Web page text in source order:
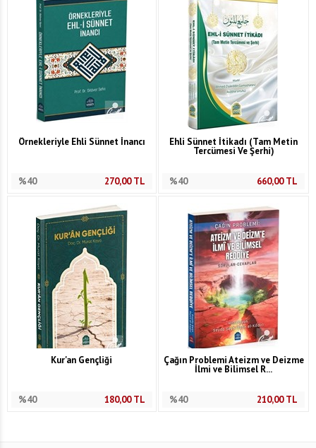
Örnekleriyle Ehli Sünnet İnancı
%40 270,00TL
Ehli Sünnet İtikadı (Tam Metin
Tercümesi Ve Şerhi)
%40 660,00TL
Kur'an Gençliği
%40 180,00TL
Çağın Problemi Ateizm ve Deizme
İlmi ve Bilimsel R...
%40 210,00TL